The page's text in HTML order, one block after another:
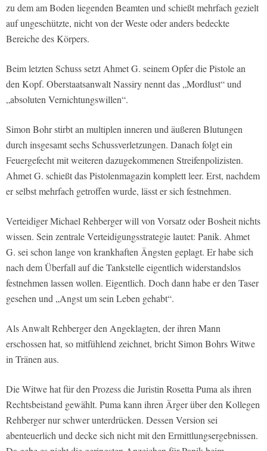
zu dem am Boden liegenden Beamten und schießt mehrfach gezielt
auf ungeschützte, nicht von der Weste oder anders bedeckte
Bereiche des Körpers.
Beim letzten Schuss setzt Ahmet G. seinem Opfer die Pistole an
den Kopf. Oberstaatsanwalt Nassiry nennt das „Mordlust“ und
„absoluten Vernichtungswillen“.
Simon Bohr stirbt an multiplen inneren und äußeren Blutungen
durch insgesamt sechs Schussverletzungen. Danach folgt ein
Feuergefecht mit weiteren dazugekommenen Streifenpolizisten.
Ahmet G. schießt das Pistolenmagazin komplett leer. Erst, nachdem
er selbst mehrfach getroffen wurde, lässt er sich festnehmen.
Verteidiger Michael Rehberger will von Vorsatz oder Bosheit nichts
wissen. Sein zentrale Verteidigungsstrategie lautet: Panik. Ahmet
G. sei schon lange von krankhaften Ängsten geplagt. Er habe sich
nach dem Überfall auf die Tankstelle eigentlich widerstandslos
festnehmen lassen wollen. Eigentlich. Doch dann habe er den Taser
gesehen und „Angst um sein Leben gehabt“.
Als Anwalt Rehberger den Angeklagten, der ihren Mann
erschossen hat, so mitfühlend zeichnet, bricht Simon Bohrs Witwe
in Tränen aus.
Die Witwe hat für den Prozess die Juristin Rosetta Puma als ihren
Rechtsbeistand gewählt. Puma kann ihren Ärger über den Kollegen
Rehberger nur schwer unterdrücken. Dessen Version sei
abenteuerlich und decke sich nicht mit den Ermittlungsergebnissen.